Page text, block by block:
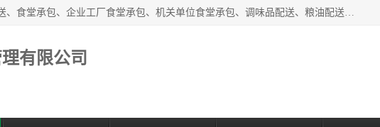
东莞市康隆膳食管理有限公司主要从事：蔬菜配送、食堂承包、企业工厂食堂承包、机关单位食堂承包、调味品配送、粮油配送、干货配送、副食配送、水果配送、海鲜配送等业务，东莞蔬菜配送电话，咨询在线客服。
有限公司